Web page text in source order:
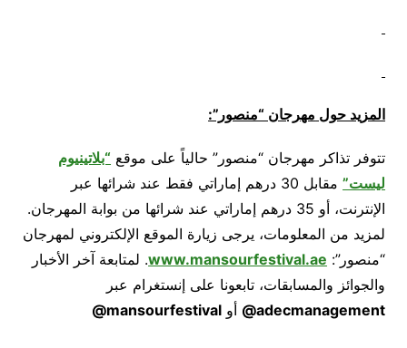
المزيد حول مهرجان “منصور”:
تتوفر تذاكر مهرجان “منصور” حالياً على موقع “بلاتينيوم
ليست”
مقابل 30 درهم إماراتي فقط عند شرائها عبر
الإنترنت، أو 35 درهم إماراتي عند شرائها من بوابة المهرجان.
لمزيد من المعلومات، يرجى زيارة الموقع الإلكتروني لمهرجان
“منصور”: www.mansourfestival.ae. لمتابعة آخر الأخبار
والجوائز والمسابقات، تابعونا على إنستغرام عبر
adecmanagement
@ أو mansourfestival
@